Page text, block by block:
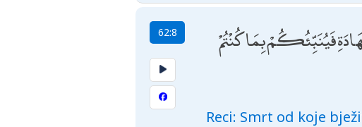
62:8
فَيُنَبِّئُكُمْ بِمَا كُنْتُمْ
Reci: Smrt od koje